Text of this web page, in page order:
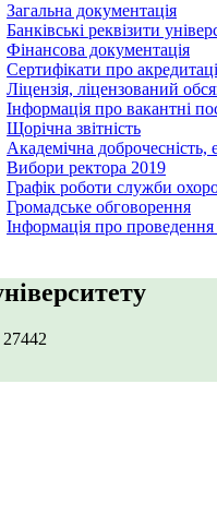
Загальна документація
Банківські реквізити
Фінансова документація
Сертифікати про
Ліцензія, ліцензований
Інформація про вакантні
Щорічна звітність
Академічна доброчесність,
Вибори ректора 2019
Графік роботи служби
Громадське обговорення
Інформація про
27442